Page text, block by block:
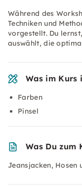
Während des
Techniken und
vorgestellt. Du
auswählt, die
Was im Kurs
Farben
Pinsel
Was Du zum
Jeansjacken, Hosen